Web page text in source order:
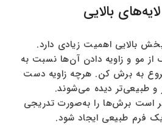
بالایی
بالایی اهمیت زیادی دارد.
از مو و زاویه دادن آن‌ها نسبت به
درجه)، شروع به برش کن. هرچه زاویه دست
و طبیعی‌تر دیده می‌شوند.
است برش‌ها را به‌صورت تدریجی
فرم طبیعی ایجاد شود.